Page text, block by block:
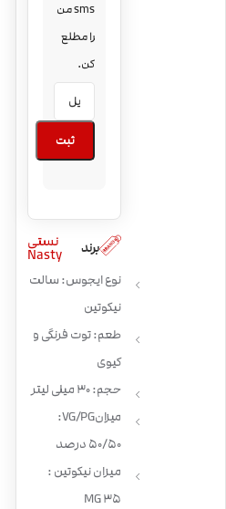
sms من
را مطلع
کن.
ثبت
برند نستی
Nasty
نوع ایجوس: سالت
نیکوتین
طعم: توت فرنگی و
کیوی
حجم: 30 میلی لیتر
میزان VG/PG:
50/50 درصد
میزان نیکوتین :
35 MG